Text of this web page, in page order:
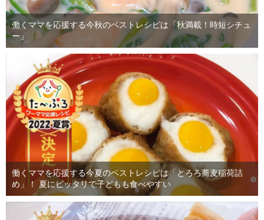
働くママを応援する今秋のベストレシピは「秋満載！時短シチュ
ー」
働くママを応援する今夏のベストレシピは「とろろ蕎麦稲荷詰
め」！ 夏にピッタリで子どもも食べやすい